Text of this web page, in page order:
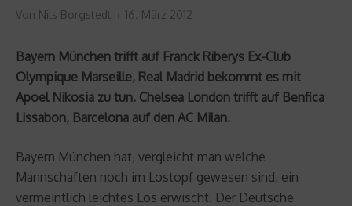
Von Nils Borgstedt 16. März 2012
Bayern München trifft auf Franck Riberys Ex-Club
Olympique Marseille, Real Madrid bekommt es mit
Apoel Nikosia zu tun. Chelsea London trifft auf Benfica
Lissabon, Barcelona auf den AC Milan.
Bayern München hat, vergleicht man welche
Mannschaften noch im Lostopf gewesen sind, ein
vermeintlich leichtes Los erwischt. Der Deutsche